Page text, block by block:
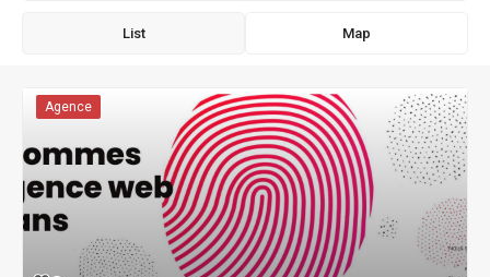
List Map
Agence